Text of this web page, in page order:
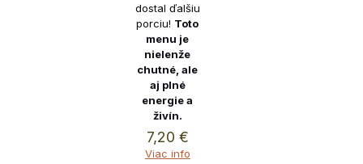
dostal ďalšiu
porciu! Toto
menu je
nielenže
chutné, ale
aj plné
energie a
živín.
7,20 €
Viac info